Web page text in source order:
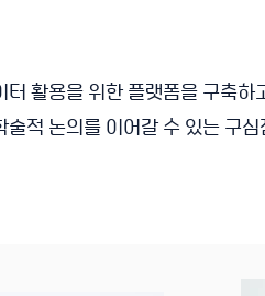
활용을 위한 플랫폼을 구축
적 논의를 이어갈 수 있는 구